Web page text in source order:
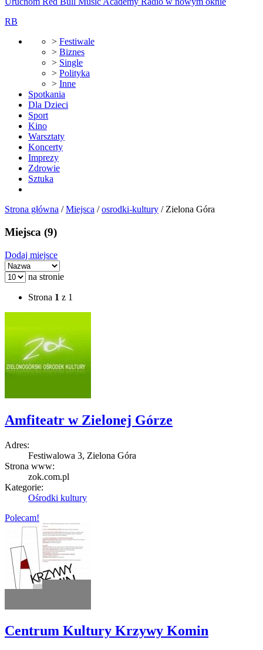
RB
> Festiwale
> Biznes
> Single
> Polityka
> Inne
Spotkania
Dla Dzieci
Sport
Kino
Warsztaty
Koncerty
Imprezy
Zdrowie
Sztuka
Strona główna /Miejsca /osrodki-kultury / Zielona Góra
Miejsca (9)
Dodaj miejsce
na stronie
Strona 1 z 1
Amfiteatr w Zielonej Górze
Adres:
Festiwalowa 3, Zielona Góra
Strona www:
zok.com.pl
Kategorie:
Ośrodki kultury
Polecam!
Centrum Kultury Krzywy Komin